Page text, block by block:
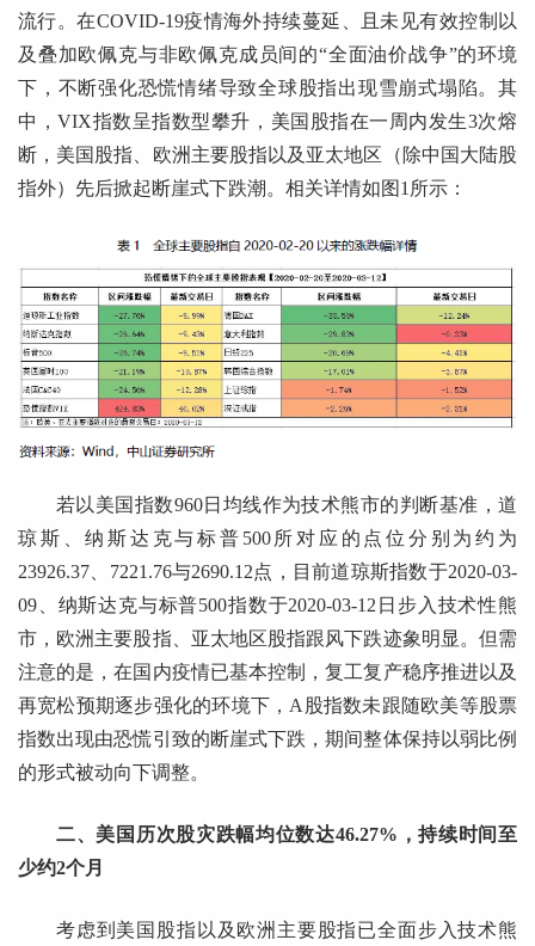
流行。在COVID-19疫情海外持续蔓延、且未见有效控制以
及叠加欧佩克与非欧佩克成员间的“全面油价战争”的环境
下，不断强化恐慌情绪导致全球股指出现雪崩式塌陷。其
中，VIX指数呈指数型攀升，美国股指在一周内发生3次熔
断，美国股指、欧洲主要股指以及亚太地区（除中国大陆股
指外）先后掀起断崖式下跌潮。相关详情如图1所示：
若以美国指数960日均线作为技术熊市的判断基准，道
琼斯、纳斯达克与标普500所对应的点位分别为约为
23926.37、7221.76与2690.12点，目前道琼斯指数于2020-03-
09、纳斯达克与标普500指数于2020-03-12日步入技术性熊
市，欧洲主要股指、亚太地区股指跟风下跌迹象明显。但需
注意的是，在国内疫情已基本控制，复工复产稳序推进以及
再宽松预期逐步强化的环境下，A股指数未跟随欧美等股票
指数出现由恐慌引致的断崖式下跌，期间整体保持以弱比例
的形式被动向下调整。
二、美国历次股灾跌幅均位数达46.27%，持续时间至
少约2个月
考虑到美国股指以及欧洲主要股指已全面步入技术熊